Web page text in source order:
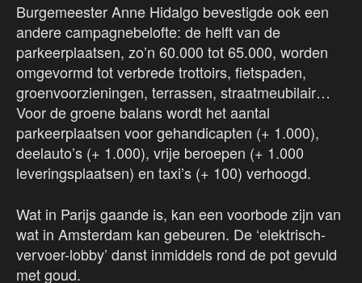
Burgemeester Anne Hidalgo bevestigde ook een
andere campagnebelofte: de helft van de
parkeerplaatsen, zo’n 60.000 tot 65.000, worden
omgevormd tot verbrede trottoirs, fietspaden,
groenvoorzieningen, terrassen, straatmeubilair…
Voor de groene balans wordt het aantal
parkeerplaatsen voor gehandicapten (+ 1.000),
deelauto’s (+ 1.000), vrije beroepen (+ 1.000
leveringsplaatsen) en taxi’s (+ 100) verhoogd.
Wat in Parijs gaande is, kan een voorbode zijn van
wat in Amsterdam kan gebeuren. De ‘elektrisch-
vervoer-lobby’ danst inmiddels rond de pot gevuld
met goud.